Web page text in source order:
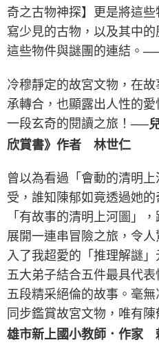
奇之古物神探】更是將這
寫少見的古物，以及其中
這些物件與謎團的連結。
冷穆靜定的故宮文物，在
承轉合，也顯露出人性的
一段玄奇的閱讀之旅！ ──
欣賞書》作者 林世仁
曾以為看過「會動的清明
受，誰知陳郁如竟透過她
「有故事的清明上河圖」
展開一連串冒險之旅，令
入了我超愛的「推理解謎
五大弟子結合五件最具代
五段精采絕倫的故事。毫
同步鑑賞故宮文物，唯有陳
雄市新上國小教師．作家